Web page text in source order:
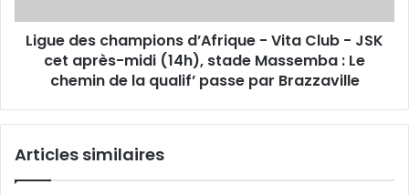
JSK
cet
après-
stade
:
Ligue des champions d’Afrique - Vita Club - JSK
cet après-midi (14h), stade Massemba : Le
chemin de la qualif’ passe par Brazzaville
Articles similaires